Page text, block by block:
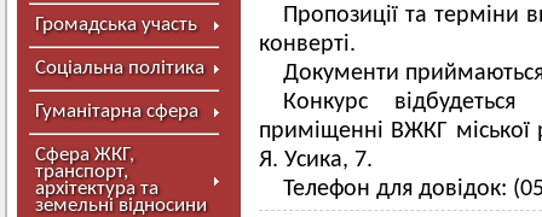
Громадська участь
Соціальна політика
Гуманітарна сфера
Сфера ЖКГ,
транспорт,
архітектура та
земельні відносини
Пропозиції та терміни
конверті.
Документи
Конкурс
приміщенні ВЖКГ
Я. Усика, 7.
Телефон для довідок: